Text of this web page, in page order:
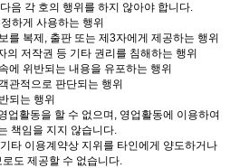
음 각 호의 행위를 하지 않아야 합니다.
하게 사용하는 행위
를 복제, 출판 또는 제3자에게 제공하는 행위
의 저작권 등 기타 권리를 침해하는 행위
에 위반되는 내용을 유포하는 행위
관적으로 판단되는 행위
되는 행위
업활동을 할 수 없으며, 영업활동에 이용하여
책임을 지지 않습니다.
타 이용계약상 지위를 타인에게 양도하거나
도 제공할 수 없습니다.